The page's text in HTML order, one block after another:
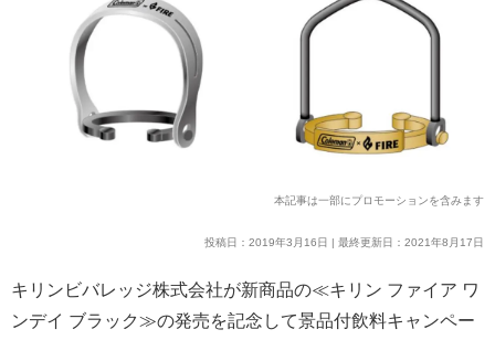
本記事は一部にプロモーションを含みます
投稿日：2019年3月16日 | 最終更新日：2021年8月17日
キリンビバレッジ株式会社が新商品の≪キリン ファイア ワ
ンデイ ブラック≫の発売を記念して景品付飲料キャンペー